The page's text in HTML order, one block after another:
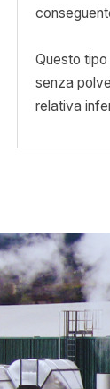
Questo
senza
relativa